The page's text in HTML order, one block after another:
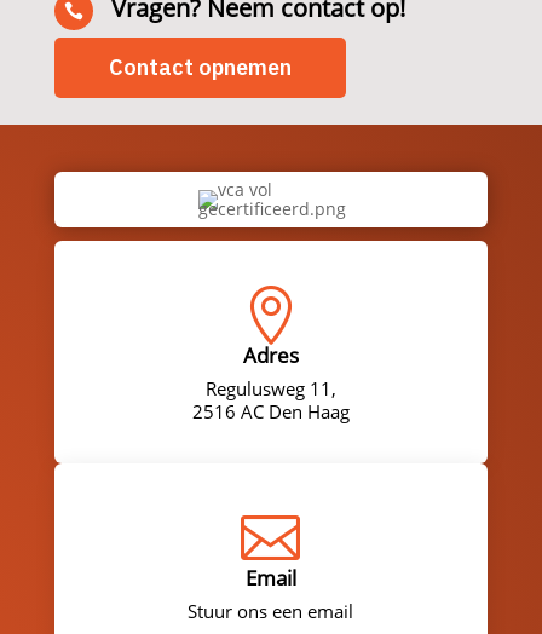
 Vragen? Neem contact op!
Contact opnemen

Adres
Regulusweg 11,
2516 AC Den Haag

Email
Stuur ons een email